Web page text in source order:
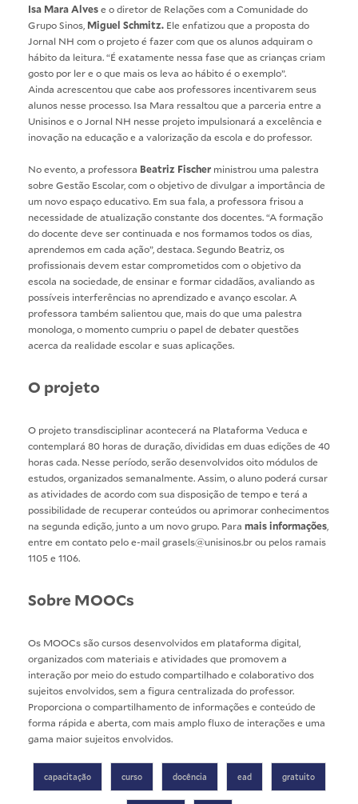
Isa Mara Alvese o diretor de Relações com a Comunidade do
Grupo Sinos, Miguel Schmitz. Ele enfatizou que a proposta do
Jornal NH com o projeto é fazer com que os alunos adquiram o
hábito da leitura. “É exatamente nessa fase que as crianças criam
gosto por ler e o que mais os leva ao hábito é o exemplo”.
Ainda acrescentou que cabe aos professores incentivarem seus
alunos nesse processo. Isa Mara ressaltou que a parceria entre a
Unisinos e o Jornal NH nesse projeto impulsionará a excelência e
inovação na educação e a valorização da escola e do professor.
No evento, a professora Beatriz Fischer ministrou uma palestra
sobre Gestão Escolar, com o objetivo de divulgar a importância de
um novo espaço educativo. Em sua fala, a professora frisou a
necessidade de atualização constante dos docentes. “A formação
do docente deve ser continuada e nos formamos todos os dias,
aprendemos em cada ação”, destaca. Segundo Beatriz, os
profissionais devem estar comprometidos com o objetivo da
escola na sociedade, de ensinar e formar cidadãos, avaliando as
possíveis interferências no aprendizado e avanço escolar. A
professora também salientou que, mais do que uma palestra
monologa, o momento cumpriu o papel de debater questões
acerca da realidade escolar e suas aplicações.
O projeto
O projeto transdisciplinar acontecerá na Plataforma Veduca e
contemplará 80 horas de duração, divididas em duas edições de 40
horas cada. Nesse período, serão desenvolvidos oito módulos de
estudos, organizados semanalmente. Assim, o aluno poderá cursar
as atividades de acordo com sua disposição de tempo e terá a
possibilidade de recuperar conteúdos ou aprimorar conhecimentos
na segunda edição, junto a um novo grupo. Para mais informações
entre em contato pelo e-mailgrasels@unisinos.brou pelos ramais
1105 e 1106.
Sobre MOOCs
Os MOOCs são cursos desenvolvidos em plataforma digital,
organizados com materiais e atividades que promovem a
interação por meio do estudo compartilhado e colaborativo dos
sujeitos envolvidos, sem a figura centralizada do professor.
Proporciona o compartilhamento de informações e conteúdo de
forma rápida e aberta, com mais amplo fluxo de interações e uma
gama maior sujeitos envolvidos.
capacitação curso docência ead gratuito